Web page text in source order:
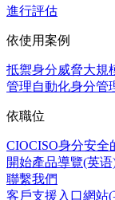
進行評估
依使用案例
抵禦身分威脅大規
管理自動化身分管
依職位
CIOCISO身分安全
開始產品導覽(英语
聯繫我們
客戶支援入口網站